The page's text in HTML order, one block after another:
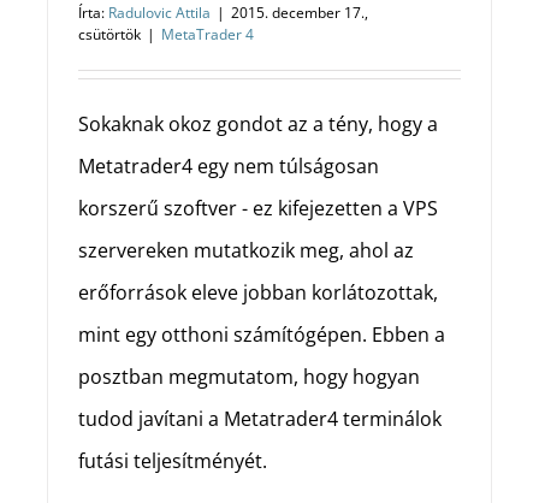
Írta: Radulovic Attila | 2015. december 17.,
csütörtök | MetaTrader 4
Sokaknak okoz gondot az a tény, hogy a
Metatrader4 egy nem túlságosan
korszerű szoftver - ez kifejezetten a VPS
szervereken mutatkozik meg, ahol az
erőforrások eleve jobban korlátozottak,
mint egy otthoni számítógépen. Ebben a
posztban megmutatom, hogy hogyan
tudod javítani a Metatrader4 terminálok
futási teljesítményét.